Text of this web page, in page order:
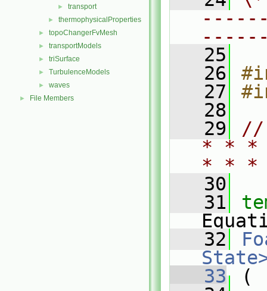
► transport
► thermophysicalProperties
► topoChangerFvMesh
► transportModels
► triSurface
► TurbulenceModels
► waves
► File Members
   25
   26
   27
   28
   29
//
* * *
* *
   30
   31
   32
   33
(